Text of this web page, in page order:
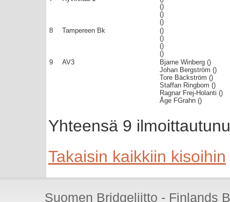
()
()
()
8
Tampereen Bk
()
()
()
()
9
AV3
Bjarne Winberg ()
Johan Bergström ()
Tore Bäckström ()
Staffan Ringbom ()
Ragnar Frej-Holanti ()
Åge FGrahn ()
Yhteensä 9
Takaisin kaikkiin kisoihin
Suomen Bridgeliitto - Finlands